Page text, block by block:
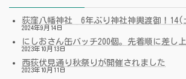
荻窪八幡神社 6年ぶり神社神輿渡御！14(
2024年9月14日
にしおさん缶バッチ200個。先着順に差し上
2023年10月13日
西荻伏見通り秋祭りが開催されました
2023年10月11日